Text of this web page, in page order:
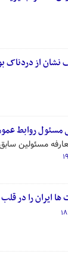
از دردناک
مسئول روابط
مسئولین
ایران را در